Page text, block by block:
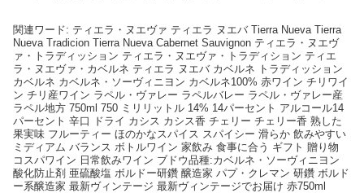
関連ワード: ティエラ・ヌエヴァ ティエラ ヌエバ Tierra Nueva Tierra
Nueva Tradicion Tierra Nueva Cabernet Sauvignon ティエラ・ヌエヴ
ァ・トラディッション ティエラ・ヌエヴァ・トラディション ティエ
ラ・ヌエヴァ・カベルネ ティエラ ヌエバ カベルネ トラディッション
カベルネ カベルネ・ソーヴィニヨン カベルネ100% 赤ワイン チリワイ
ン チリ産ワイン ラペル・ヴァレー ラペルバレー ラペル・ヴァレー産
ラペル地方 750ml 750 ミリリットル 14% 14パーセント アルコール14
パーセント 辛口 ドライ カシス カシス香 チェリー チェリー香 熟した
果実味 フルーティー ほのかなスパイス スパイシー 滑らか 飲みやすい
ミディアム バランス ボトルワイン 家飲み 食事に合う ギフト 贈り物
コスパワイン 日常飲みワイン ブドウ品種:カベルネ・ソーヴィニヨン
酸化防止剤 亜硫酸塩 ボルドー研鑽 醸造家 パプ・クレマン 研鑽 ボルド
ー系醸造家 最新ヴィンテージ 最新ヴィンテージでお届け 赤750ml